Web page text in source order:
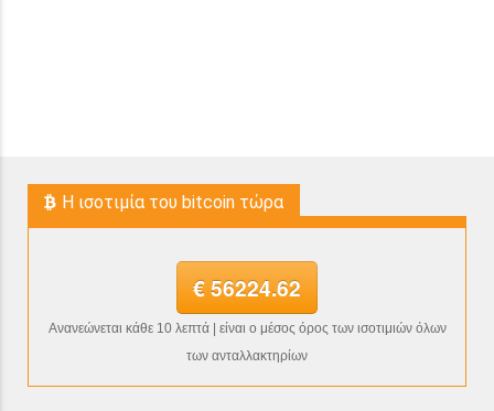
H ισοτιμία του bitcoin τώρα
€ 56224.62
Ανανεώνεται κάθε 10 λεπτά | είναι ο μέσος όρος των ισοτιμιών όλων
των ανταλλακτηρίων